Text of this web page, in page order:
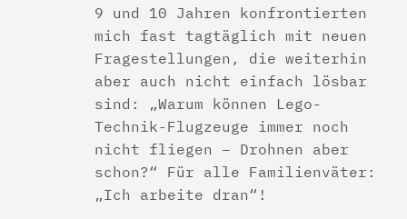
9 und 10 Jahren konfrontierten
mich fast tagtäglich mit neuen
Fragestellungen, die weiterhin
aber auch nicht einfach lösbar
sind: „Warum können Lego-
Technik-Flugzeuge immer noch
nicht fliegen – Drohnen aber
schon?“ Für alle Familienväter:
„Ich arbeite dran“!